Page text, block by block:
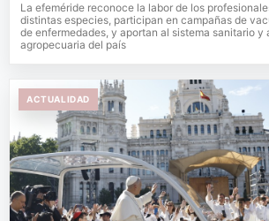
La efeméride reconoce la labor de los
distintas especies, participan en campañas de
de enfermedades, y aportan al sistema sanitario y
agropecuaria del país
ACTUALIDAD